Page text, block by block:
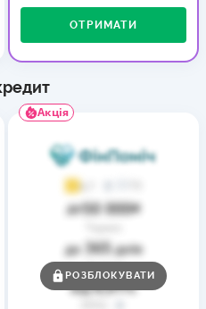
ОТРИМАТИ
Акція
4,7
до50 000₴
до 365днів
Ставка
від0,01%
РОЗБЛОКУВАТИ